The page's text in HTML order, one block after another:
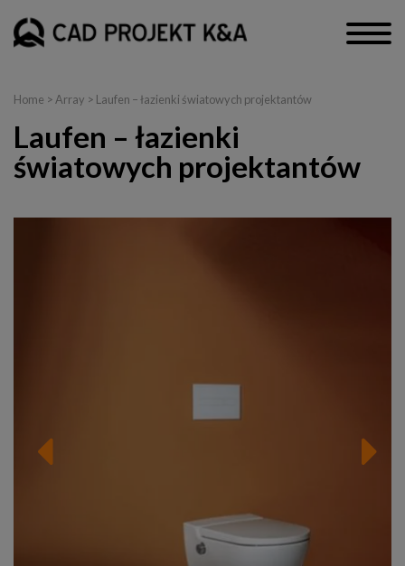
Home > Array > Laufen – łazienki światowych projektantów
Laufen – łazienki
światowych projektantów